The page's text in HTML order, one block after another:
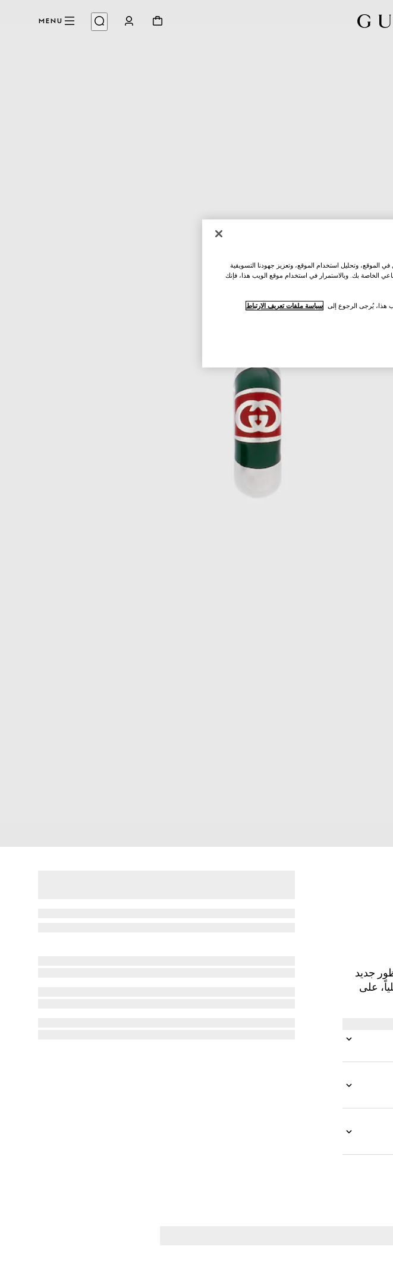
MENU
جديد
على
الموقع، وتحليل استخدام الموقع، وتعزيز جهودنا التسويقية
الخاصة بك. وبالاستمرار في استخدام موقع الويب هذا، فإنك
هذا، يُرجى الرجوع إلى سياسة ملفات تعريف الارتباط